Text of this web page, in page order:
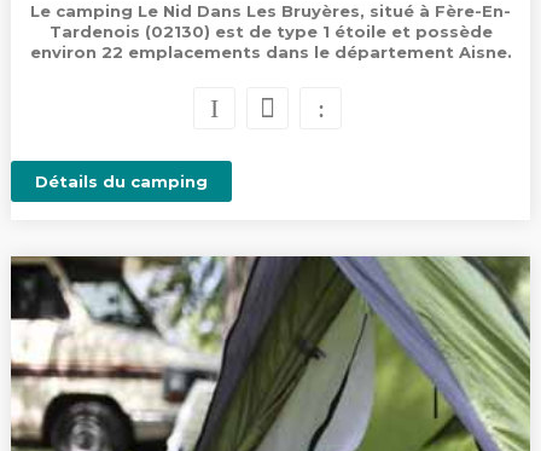
Le camping Le Nid Dans Les Bruyères, situé à Fère-En-
Tardenois (02130) est de type 1 étoile et possède
environ 22 emplacements dans le département Aisne.
Détails du camping